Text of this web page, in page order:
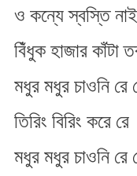
ও কন্যে স্বস্তি নাই
বিঁধুক হাজার কাঁটা
মধুর মধুর চাওনি
তিরিং বিরিং করে রে
মধুর মধুর চাওনি